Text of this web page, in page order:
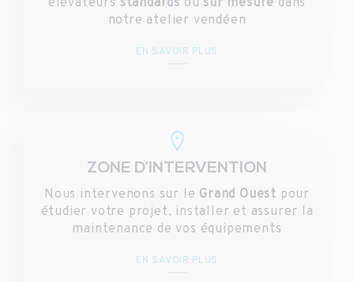
notre atelier vendéen
EN SAVOIR PLUS
ZONE D’INTERVENTION
Nous intervenons sur le Grand Ouest pour
étudier votre projet, installer et assurer la
maintenance de vos équipements
EN SAVOIR PLUS